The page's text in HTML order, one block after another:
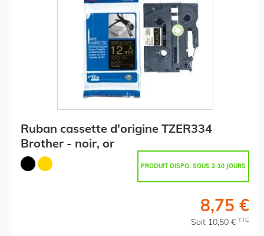
Ruban cassette d'origine TZER334
Brother - noir, or
PRODUIT DISPO. SOUS 2-10 JOURS
8,75 €
Soit 10,50 € TTC